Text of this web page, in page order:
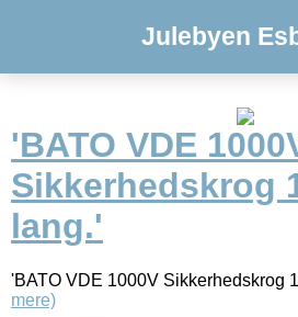
Julebyen
'BATO VDE
Sikkerhedskrog
lang.'
'BATO VDE 1000V Sikkerhedskrog
mere)